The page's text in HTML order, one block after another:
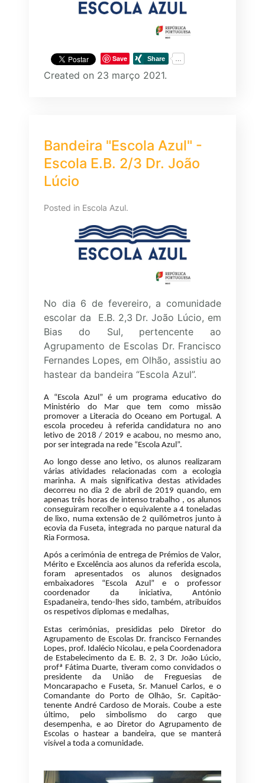
Save
Created on 23 março 2021.
Bandeira "Escola Azul" -
Escola E.B. 2/3 Dr. João
Lúcio
Posted in Escola Azul.
No dia 6 de fevereiro, a comunidade
escolar da E.B. 2,3 Dr. João Lúcio, em
Bias do Sul, pertencente ao
Agrupamento de Escolas Dr. Francisco
Fernandes Lopes, em Olhão, assistiu ao
hastear da bandeira “Escola Azul”.
A “Escola Azul” é um programa educativo do
Ministério do Mar que tem como missão
promover a Literacia do Oceano em Portugal. A
escola procedeu à referida candidatura no ano
letivo de 2018 / 2019 e acabou, no mesmo ano,
por ser integrada na rede “Escola Azul”.
Ao longo desse ano letivo, os alunos realizaram
várias atividades relacionadas com a ecologia
marinha. A mais significativa destas atividades
decorreu no dia 2 de abril de 2019 quando, em
apenas três horas de intenso trabalho , os alunos
conseguiram recolher o equivalente a 4 toneladas
de lixo, numa extensão de 2 quilómetros junto à
ecovia da Fuseta, integrada no parque natural da
Ria Formosa.
Após a cerimónia de entrega de Prémios de Valor,
Mérito e Excelência aos alunos da referida escola,
foram apresentados os alunos designados
embaixadores “Escola Azul”e o professor
coordenador da iniciativa, António
Espadaneira,tendo-lhes sido, também, atribuídos
os respetivos diplomas e medalhas,
Estas cerimónias, presididas pelo Diretor do
Agrupamento de Escolas Dr. francisco Fernandes
Lopes, prof. Idalécio Nicolau, e pela Coordenadora
de Estabelecimento da E. B. 2, 3 Dr. João Lúcio,
profª Fátima Duarte, tiveram como convidados o
presidente da União de Freguesias de
Moncarapacho e Fuseta, Sr. Manuel Carlos, e o
Comandante do Porto de Olhão, Sr. Capitão-
tenente André Cardoso de Morais. Coube a este
último, pelo simbolismo do cargo que
desempenha, e ao Diretor do Agrupamento de
Escolas o hastear a bandeira, que se manterá
visível a toda a comunidade.